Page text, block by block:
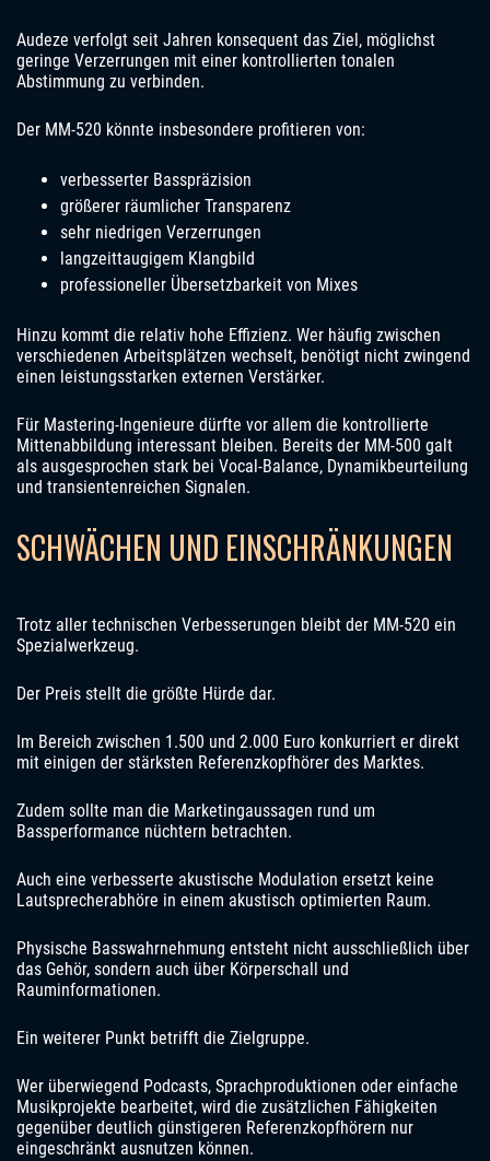
Audeze verfolgt seit Jahren konsequent das Ziel, möglichst
geringe Verzerrungen mit einer kontrollierten tonalen
Abstimmung zu verbinden.
Der MM-520 könnte insbesondere profitieren von:
verbesserter Basspräzision
größerer räumlicher Transparenz
sehr niedrigen Verzerrungen
langzeittaugigem Klangbild
professioneller Übersetzbarkeit von Mixes
Hinzu kommt die relativ hohe Effizienz. Wer häufig zwischen
verschiedenen Arbeitsplätzen wechselt, benötigt nicht zwingend
einen leistungsstarken externen Verstärker.
Für Mastering-Ingenieure dürfte vor allem die kontrollierte
Mittenabbildung interessant bleiben. Bereits der MM-500 galt
als ausgesprochen stark bei Vocal-Balance, Dynamikbeurteilung
und transientenreichen Signalen.
SCHWÄCHEN UND EINSCHRÄNKUNGEN
Trotz aller technischen Verbesserungen bleibt der MM-520 ein
Spezialwerkzeug.
Der Preis stellt die größte Hürde dar.
Im Bereich zwischen 1.500 und 2.000 Euro konkurriert er direkt
mit einigen der stärksten Referenzkopfhörer des Marktes.
Zudem sollte man die Marketingaussagen rund um
Bassperformance nüchtern betrachten.
Auch eine verbesserte akustische Modulation ersetzt keine
Lautsprecherabhöre in einem akustisch optimierten Raum.
Physische Basswahrnehmung entsteht nicht ausschließlich über
das Gehör, sondern auch über Körperschall und
Rauminformationen.
Ein weiterer Punkt betrifft die Zielgruppe.
Wer überwiegend Podcasts, Sprachproduktionen oder einfache
Musikprojekte bearbeitet, wird die zusätzlichen Fähigkeiten
gegenüber deutlich günstigeren Referenzkopfhörern nur
eingeschränkt ausnutzen können.